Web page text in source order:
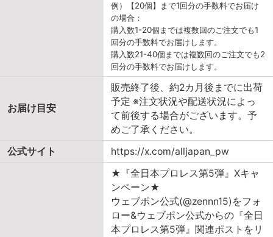
例）【20個】まで1回分の手数料でお届け
の場合：
購入数1-20個までは複数回のご注文でも1
回分の手数料でお届けします。
購入数21-40個までは複数回のご注文でも2
回分の手数料でお届けします。
お届け目安
販売終了後、約2カ月後までに出荷
予定 ※注文状況や配送状況によっ
て前後する場合がございます。予
めご了承ください。
公式サイト
https://x.com/alljapan_pw
★『全日本プロレス第5弾』Xキャ
ンペーン★
ウェブポン公式(@zennn15)をフォ
ロー&ウェブポン公式からの『全日
本プロレス第5弾』関連ポストをリ